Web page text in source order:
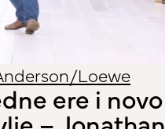
Loewe
ere i novo